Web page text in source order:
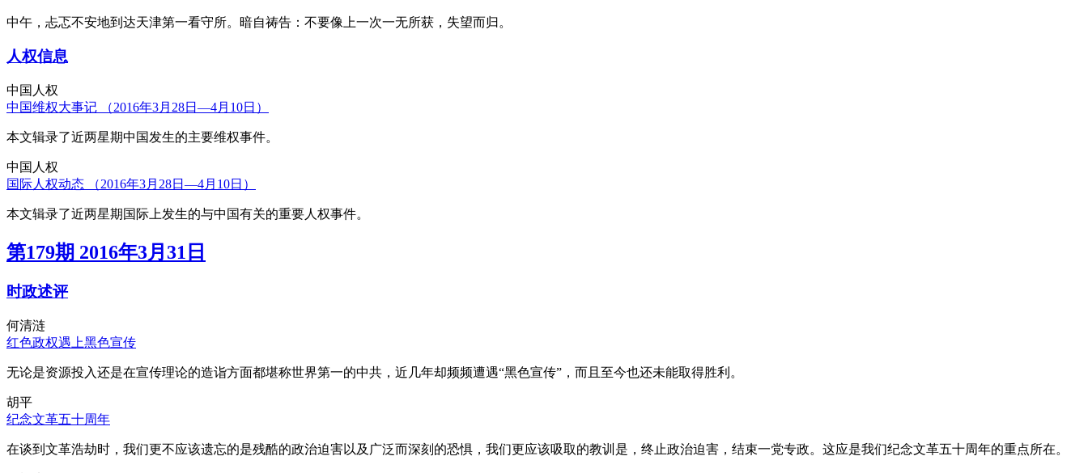
中午，忐忑不安地到达天津第一看守所。暗自祷告：不要像上一次一无所获，失望而归。
人权信息
中国人权
中国维权大事记 （2016年3月28日—4月10日）
本文辑录了近两星期中国发生的主要维权事件。
中国人权
国际人权动态 （2016年3月28日—4月10日）
本文辑录了近两星期国际上发生的与中国有关的重要人权事件。
第179期 2016年3月31日
时政述评
何清涟
红色政权遇上黑色宣传
无论是资源投入还是在宣传理论的造诣方面都堪称世界第一的中共，近几年却频频遭遇“黑色宣传”，而且至今也还未能取得胜利。
胡平
纪念文革五十周年
在谈到文革浩劫时，我们更不应该遗忘的是残酷的政治迫害以及广泛而深刻的恐惧，我们更应该吸取的教训是，终止政治迫害，结束一党专政。这应是我们纪念文革五十周年的重点所在。